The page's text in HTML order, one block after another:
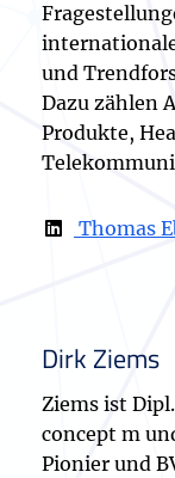
und
Dazu zählen
Produkte,
Thomas
Dirk Ziems
Ziems ist
concept m
Pionier und